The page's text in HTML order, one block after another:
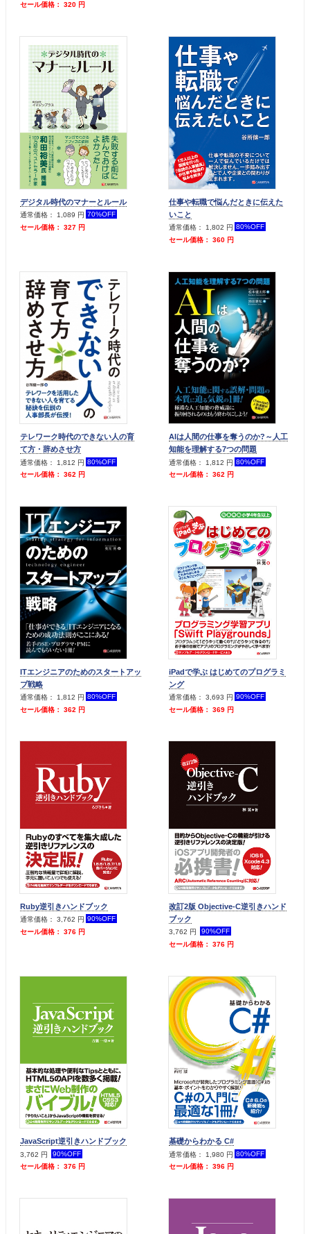
セール価格： 320 円
デジタル時代のマナーとルール
通常価格： 1,089 円 70%OFF
セール価格： 327 円
仕事や転職で悩んだときに伝えた
いこと
通常価格： 1,802 円 80%OFF
セール価格： 360 円
テレワーク時代のできない人の育
て方・辞めさせ方
通常価格： 1,812 円 80%OFF
セール価格： 362 円
AIは人間の仕事を奪うのか?～人工
知能を理解する7つの問題
通常価格： 1,812 円 80%OFF
セール価格： 362 円
ITエンジニアのためのスタートアッ
プ戦略
通常価格： 1,812 円 80%OFF
セール価格： 362 円
iPadで学ぶ はじめてのプログラミ
ング
通常価格： 3,693 円 90%OFF
セール価格： 369 円
Ruby逆引きハンドブック
通常価格： 3,762 円 90%OFF
セール価格： 376 円
改訂2版 Objective-C逆引きハンド
ブック
3,762 円
90%OFF
セール価格： 376 円
JavaScript逆引きハンドブック
3,762 円
90%OFF
セール価格： 376 円
基礎からわかる C#
通常価格： 1,980 円 80%OFF
セール価格： 396 円